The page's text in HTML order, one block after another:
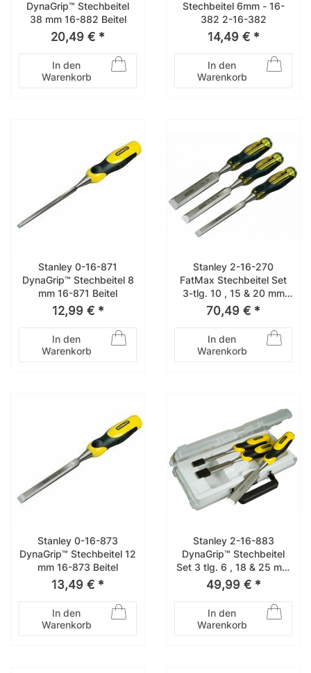
DynaGrip™ Stechbeitel
38 mm 16-882 Beitel
20,49 € *
In den
Warenkorb
Stechbeitel 6mm - 16-
382 2-16-382
14,49 € *
In den
Warenkorb
Stanley 0-16-871
DynaGrip™ Stechbeitel 8
mm 16-871 Beitel
12,99 € *
In den
Warenkorb
Stanley 2-16-270
FatMax Stechbeitel Set
3-tlg. 10 , 15 & 20 mm
16-270
70,49 € *
In den
Warenkorb
Stanley 0-16-873
DynaGrip™ Stechbeitel 12
mm 16-873 Beitel
13,49 € *
In den
Warenkorb
Stanley 2-16-883
DynaGrip™ Stechbeitel
Set 3 tlg. 6 , 18 & 25 mm
16-883 Beitel
49,99 € *
In den
Warenkorb